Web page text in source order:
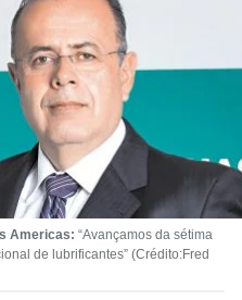
Americas: “Avançamos da sétima
de lubrificantes” (Crédito:Fred